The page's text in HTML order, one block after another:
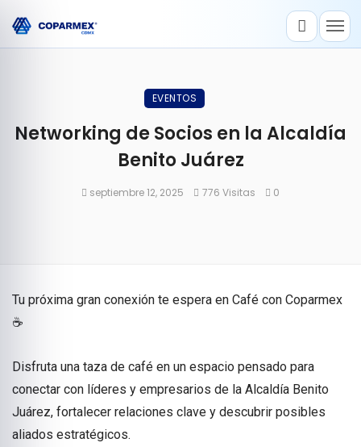
EVENTOS
Networking de Socios en la Alcaldía
Benito Juárez
septiembre 12, 2025 776 Visitas 0
Tu próxima gran conexión te espera en Café con Coparmex
☕
Disfruta una taza de café en un espacio pensado para
conectar con líderes y empresarios de la Alcaldía Benito
Juárez, fortalecer relaciones clave y descubrir posibles
aliados estratégicos.